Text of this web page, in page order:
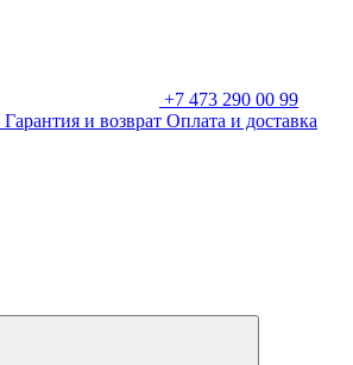
+7 473 290 00 99
Гарантия и возврат Оплата и доставка